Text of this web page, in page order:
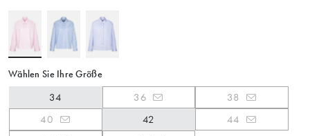
Wählen Sie Ihre Größe
34 36
38
40
42
44